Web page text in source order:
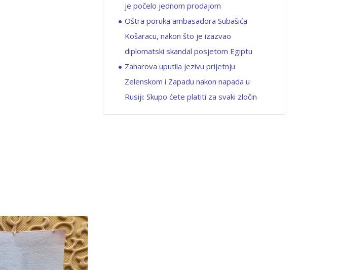
je počelo jednom prodajom
Oštra poruka ambasadora Subašića
Košaracu, nakon što je izazvao
diplomatski skandal posjetom Egiptu
Zaharova uputila jezivu prijetnju
Zelenskom i Zapadu nakon napada u
Rusiji: Skupo ćete platiti za svaki zločin